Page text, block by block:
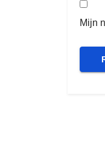
Mijn